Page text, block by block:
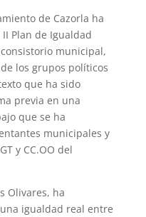
de Cazorla ha
Plan de Igualdad
municipal,
los grupos políticos
que ha sido
previa en una
que se ha
municipales y
y CC.OO del
Olivares, ha
igualdad real entre